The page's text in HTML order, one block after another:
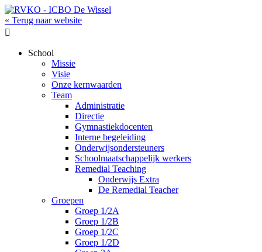
« Terug naar website

School
Missie
Visie
Onze kernwaarden
Team
Administratie
Directie
Gymnastiekdocenten
Interne begeleiding
Onderwijsondersteuners
Schoolmaatschappelijk werkers
Remedial Teaching
Onderwijs Extra
De Remedial Teacher
Groepen
Groep 1/2A
Groep 1/2B
Groep 1/2C
Groep 1/2D